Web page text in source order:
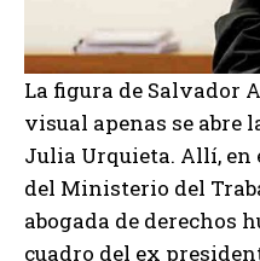
La figura de Salvador
visual apenas se abre
Julia Urquieta. Allí, en
del Ministerio del
abogada de derechos
cuadro del ex